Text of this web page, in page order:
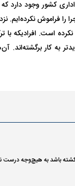
کشور وجود دارد
فراموش نکرده‌ایم.
است. افرادیکه
به کار برگشته‌اند.
کشته باشد به هیچ‌وجه